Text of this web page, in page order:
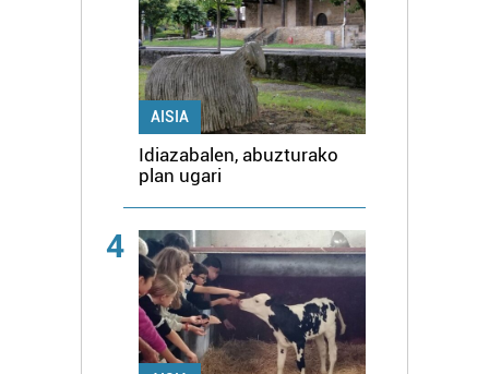
AISIA
Idiazabalen, abuzturako
plan ugari
4